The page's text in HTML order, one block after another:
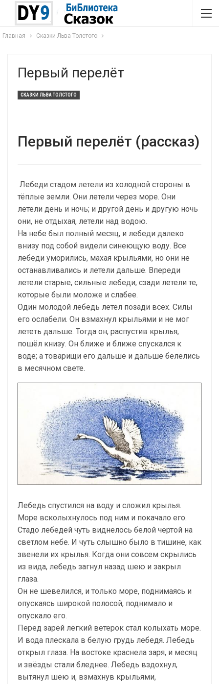
Главная Сказки Льва Толстого
Первый перелёт
СКАЗКИ ЛЬВА ТОЛСТОГО
Первый перелёт (рассказ)
Лебеди стадом летели из холодной стороны в
тёплые земли. Они летели через море. Они
летели день и ночь; и другой день и другую ночь
они, не отдыхая, летели над водою.
На небе был полный месяц, и лебеди далеко
внизу под собой видели синеющую воду. Все
лебеди уморились, махая крыльями, но они не
останавливались и летели дальше. Впереди
летели старые, сильные лебеди, сзади летели те,
которые были моложе и слабее.
Один молодой лебедь летел позади всех. Силы
его ослабели. Он взмахнул крыльями и не мог
лететь дальше. Тогда он, распустив крылья,
пошёл книзу. Он ближе и ближе спускался к
воде; а товарищи его дальше и дальше белелись
в месячном свете.
Лебедь спустился на воду и сложил крылья.
Море всколыхнулось под ним и покачало его.
Стадо лебедей чуть виднелось белой чертой на
светлом небе. И чуть слышно было в тишине, как
звенели их крылья. Когда они совсем скрылись
из вида, лебедь загнул назад шею и закрыл
глаза.
Он не шевелился, и только море, поднимаясь и
опускаясь широкой полосой, поднимало и
опускало его.
Перед зарёй лёгкий ветерок стал колыхать море.
И вода плескала в белую грудь лебедя. Лебедь
открыл глаза. На востоке краснела заря, и месяц
и звёзды стали бледнее. Лебедь вздохнул,
вытянул шею и, взмахнув крыльями,